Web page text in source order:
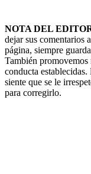
NOTA DEL
dejar sus comentarios
página, siempre
También promovemos
conducta
siente que se le
para corregirlo.